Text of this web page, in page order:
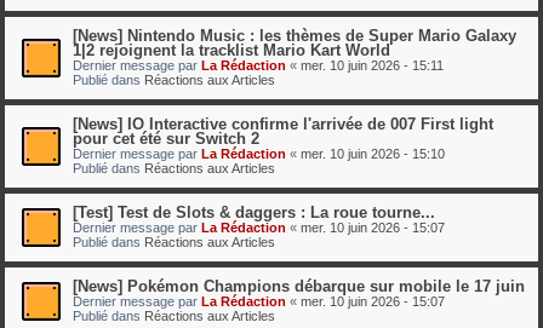
[News] Nintendo Music : les thèmes de Super Mario Galaxy
1|2 rejoignent la tracklist Mario Kart World
Dernier message par La Rédaction « mer. 10 juin 2026 - 15:11
Publié dans Réactions aux Articles
[News] IO Interactive confirme l'arrivée de 007 First light
pour cet été sur Switch 2
Dernier message par La Rédaction « mer. 10 juin 2026 - 15:10
Publié dans Réactions aux Articles
[Test] Test de Slots & daggers : La roue tourne...
Dernier message par La Rédaction « mer. 10 juin 2026 - 15:07
Publié dans Réactions aux Articles
[News] Pokémon Champions débarque sur mobile le 17 juin
Dernier message par La Rédaction « mer. 10 juin 2026 - 15:07
Publié dans Réactions aux Articles